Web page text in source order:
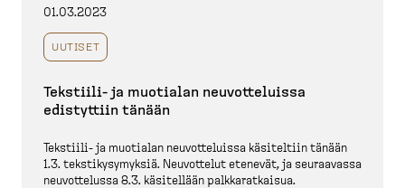
01.03.2023
UUTISET
Tekstiili-​ ja muotialan neuvot­te­luissa
edistyttiin tänään
Tekstiili-​ ja muotialan neuvot­te­luissa käsiteltiin tänään
1.3. teksti­ky­sy­myksiä. Neuvottelut etenevät, ja seuraavassa
neuvot­telussa 8.3. käsitellään palkka­rat­kaisua.